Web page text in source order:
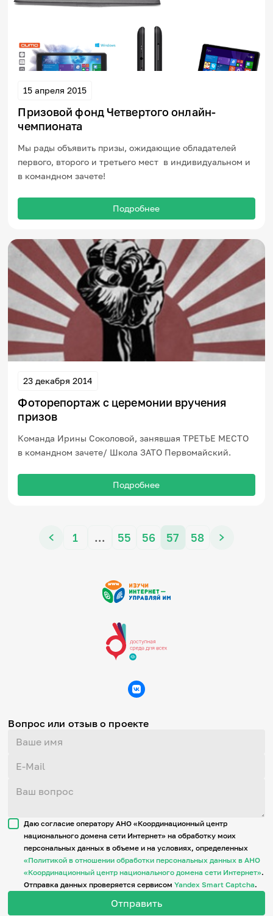
15 апреля 2015
Призовой фонд Четвертого онлайн-
чемпионата
Мы рады объявить призы, ожидающие обладателей
первого, второго и третьего мест в индивидуальном и
в командном зачете!
Подробнее
23 декабря 2014
Фоторепортаж с церемонии вручения
призов
Команда Ирины Соколовой, занявшая ТРЕТЬЕ МЕСТО
в командном зачете/ Школа ЗАТО Первомайский.
Подробнее
1 … 55 56 57 58
Вопрос или отзыв о проекте
Даю согласие оператору АНО «Координационный центр
национального домена сети Интернет» на обработку моих
персональных данных в объеме и на условиях, определенных
«Политикой в отношении обработки персональных данных в АНО
«Координационный центр национального домена сети Интернет».
Отправка данных проверяется сервисомYandex Smart Captcha.